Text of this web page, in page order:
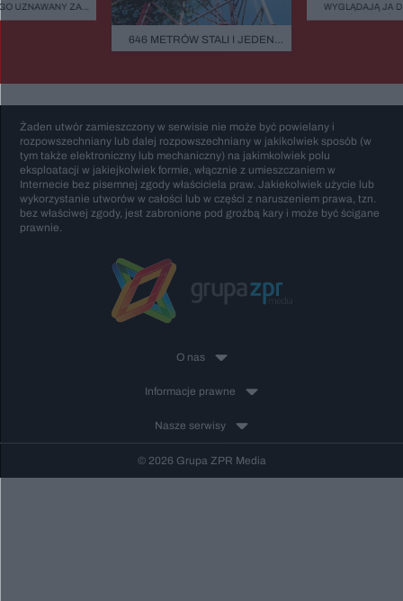
UZNAWANY ZA
MOST
646 METRÓW STALI I JEDEN
BŁĄD - "POWALIŁA GO LUDZKA
WYGLĄDAJĄ JA
ZIELEŃ, KAMIEŃ.
Żaden utwór zamieszczony w serwisie nie może być powielany i
rozpowszechniany lub dalej rozpowszechniany w jakikolwiek sposób (w
tym także elektroniczny lub mechaniczny) na jakimkolwiek polu
eksploatacji w jakiejkolwiek formie, włącznie z umieszczaniem w
Internecie bez pisemnej zgody właściciela praw. Jakiekolwiek użycie lub
wykorzystanie utworów w całości lub w części z naruszeniem prawa, tzn.
bez właściwej zgody, jest zabronione pod groźbą kary i może być ścigane
prawnie.
O nas
Informacje prawne
Nasze serwisy
© 2026 Grupa ZPR Media